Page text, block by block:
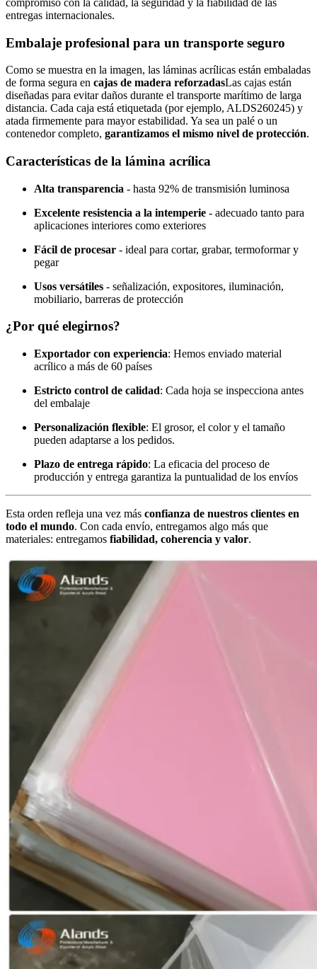
entregas internacionales.
Embalaje profesional para un transporte seguro
Como se muestra en la imagen, las láminas acrílicas están embaladas
de forma segura en cajas de madera reforzadasLas cajas están
diseñadas para evitar daños durante el transporte marítimo de larga
distancia. Cada caja está etiquetada (por ejemplo, ALDS260245) y
atada firmemente para mayor estabilidad. Ya sea un palé o un
contenedor completo, garantizamos el mismo nivel de protección.
Características de la lámina acrílica
Alta transparencia - hasta 92% de transmisión luminosa
Excelente resistencia a la intemperie - adecuado tanto para
aplicaciones interiores como exteriores
Fácil de procesar - ideal para cortar, grabar, termoformar y
pegar
Usos versátiles - señalización, expositores, iluminación,
mobiliario, barreras de protección
¿Por qué elegirnos?
Exportador con experiencia: Hemos enviado material
acrílico a más de 60 países
Estricto control de calidad: Cada hoja se inspecciona antes
del embalaje
Personalización flexible: El grosor, el color y el tamaño
pueden adaptarse a los pedidos.
Plazo de entrega rápido: La eficacia del proceso de
producción y entrega garantiza la puntualidad de los envíos
Esta orden refleja una vez más confianza de nuestros clientes en
todo el mundo. Con cada envío, entregamos algo más que
materiales: entregamos fiabilidad, coherencia y valor.